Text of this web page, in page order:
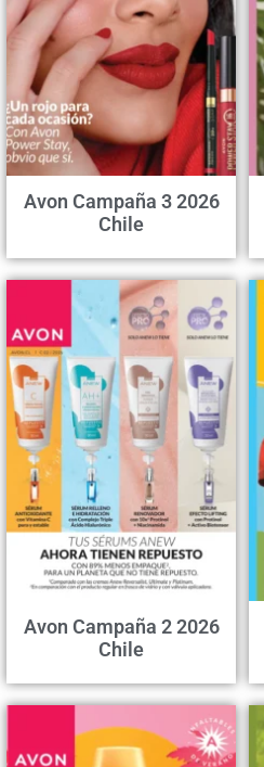
Avon Campaña 3 2026
Chile
Avon Campaña 2 2026
Chile